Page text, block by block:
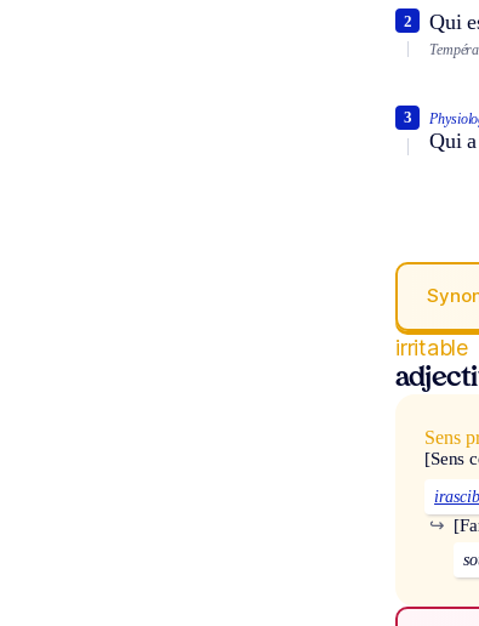
Qui
2
Qui
3
irritable
Sens
[Sens
↪